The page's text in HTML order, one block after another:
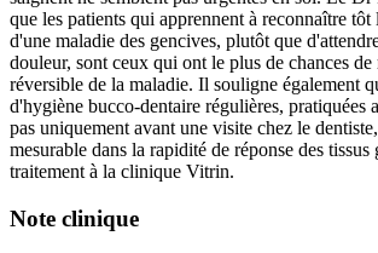
que les patients qui apprennent à reconnaître tôt
d'une maladie des gencives, plutôt que
douleur, sont ceux qui ont le plus de chances de
réversible de la maladie. Il souligne également
d'hygiène bucco-dentaire régulières, pratiquées
pas uniquement avant une visite chez le
mesurable dans la rapidité de réponse des
traitement à la clinique Vitrin.
Note clinique